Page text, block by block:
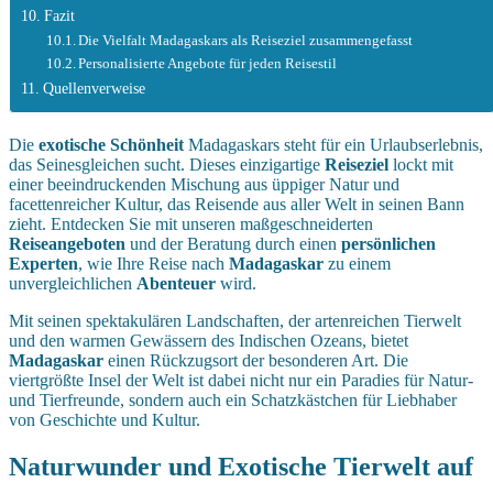
Fazit
Die Vielfalt Madagaskars als Reiseziel zusammengefasst
Personalisierte Angebote für jeden Reisestil
Quellenverweise
Die exotische Schönheit Madagaskars steht für ein Urlaubserlebnis,
das Seinesgleichen sucht. Dieses einzigartige Reiseziel lockt mit
einer beeindruckenden Mischung aus üppiger Natur und
facettenreicher Kultur, das Reisende aus aller Welt in seinen Bann
zieht. Entdecken Sie mit unseren maßgeschneiderten
Reiseangeboten und der Beratung durch einen persönlichen
Experten, wie Ihre Reise nach Madagaskar zu einem
unvergleichlichen Abenteuer wird.
Mit seinen spektakulären Landschaften, der artenreichen Tierwelt
und den warmen Gewässern des Indischen Ozeans, bietet
Madagaskar einen Rückzugsort der besonderen Art. Die
viertgrößte Insel der Welt ist dabei nicht nur ein Paradies für Natur-
und Tierfreunde, sondern auch ein Schatzkästchen für Liebhaber
von Geschichte und Kultur.
Naturwunder und Exotische Tierwelt auf